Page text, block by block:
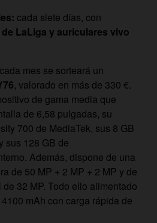
cada siete días, con
LaLiga y auriculares vivo
cada mes se sorteará un
, valorado en más de 330 €.
de gama media que
de 6,58 pulgadas, su
700 de MediaTek, sus 8 GB
sus 128 GB de
Además, dispone de una
de 50 MP + 2 MP + 2 MP y de
32 MP. Todo ello alimentado
mAh con carga rápida de